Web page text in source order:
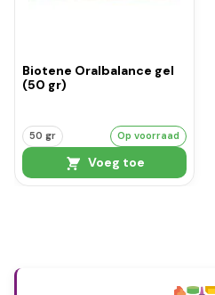
Biotene Oralbalance gel
(50 gr)
50 gr Op voorraad
Voeg toe